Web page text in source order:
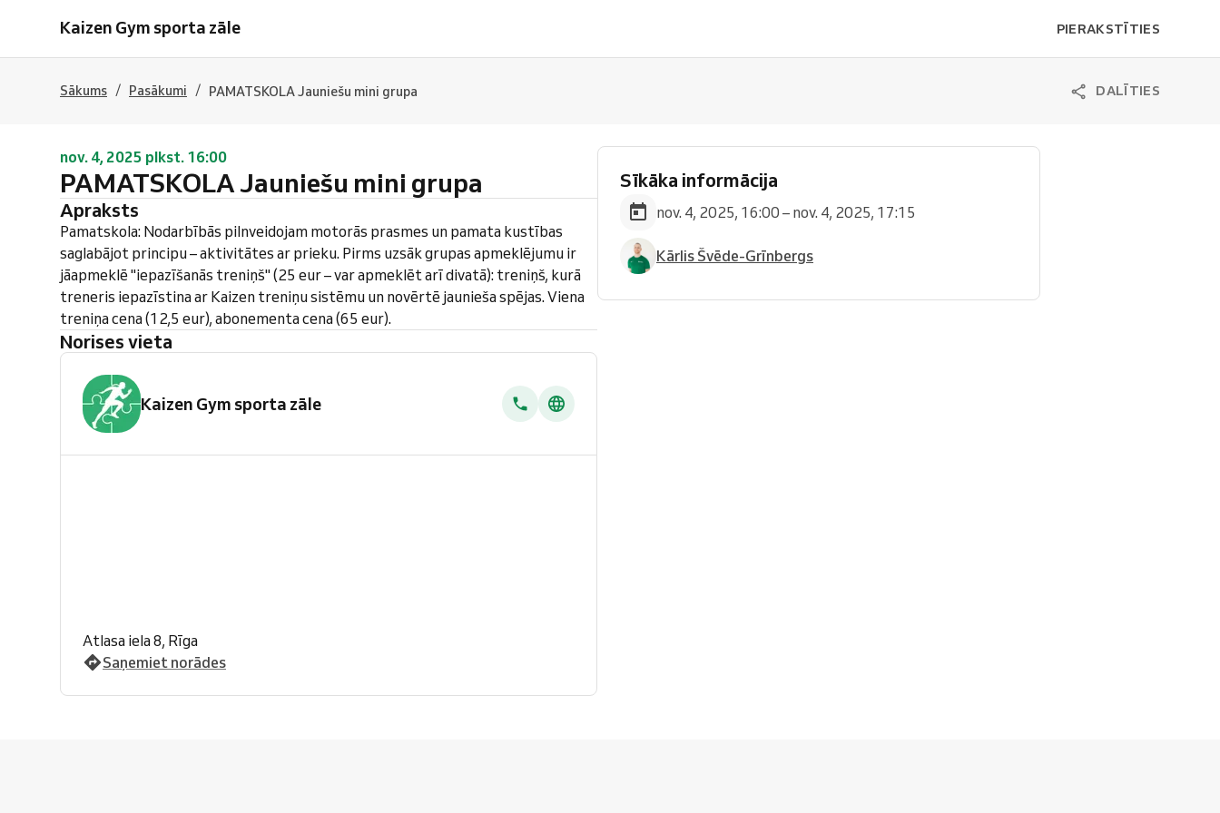
Kaizen Gym sporta zāle PIERAKSTĪTIES
Sākums / Pasākumi / PAMATSKOLA Jauniešu mini grupa DALĪTIES
nov. 4, 2025 plkst. 16:00
PAMATSKOLA Jauniešu mini grupa
Apraksts
Pamatskola: Nodarbībās pilnveidojam motorās prasmes un pamata kustības
saglabājot principu – aktivitātes ar prieku. Pirms uzsāk grupas apmeklējumu ir
jāapmeklē "iepazīšanās treniņš" (25 eur – var apmeklēt arī divatā): treniņš, kurā
treneris iepazīstina ar Kaizen treniņu sistēmu un novērtē jaunieša spējas. Viena
treniņa cena (12,5 eur), abonementa cena (65 eur).
Norises vieta
Kaizen Gym sporta zāle
Atlasa iela 8, Rīga
Saņemiet norādes
Sīkāka informācija
nov. 4, 2025, 16:00 – nov. 4, 2025, 17:15
Kārlis Švēde-Grīnbergs